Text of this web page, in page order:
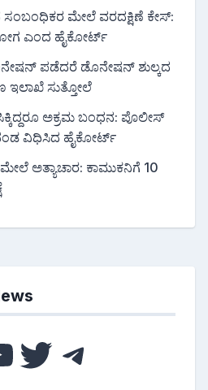
ಸಂಬಂಧಿಕರ ಮೇಲೆ ವರದಕ್ಷಿಣೆ ಕೇಸ್:
ಎಂದ ಹೈಕೋರ್ಟ್
ಪಡೆದರೆ ಡೊನೇಷನ್ ಶುಲ್ಕದ
ಇಲಾಖೆ ಸುತ್ತೋಲೆ
ಅಕ್ರಮ ಬಂಧನ: ಪೊಲೀಸ್
ದಂಡ ವಿಧಿಸಿದ ಹೈಕೋರ್ಟ್
ಅತ್ಯಾಚಾರ: ಕಾಮುಕನಿಗೆ 10
Twitter